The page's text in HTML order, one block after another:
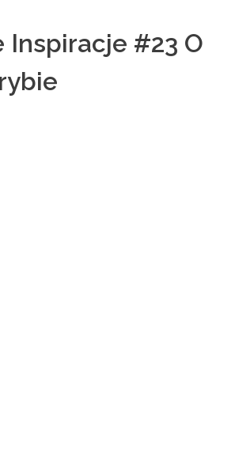
Inspiracje #23 O